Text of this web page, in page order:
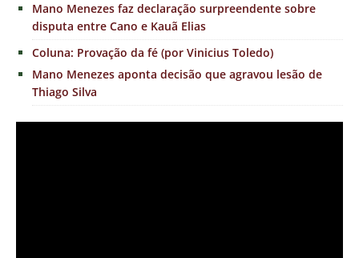
Mano Menezes faz declaração surpreendente sobre
disputa entre Cano e Kauã Elias
Coluna: Provação da fé (por Vinicius Toledo)
Mano Menezes aponta decisão que agravou lesão de
Thiago Silva